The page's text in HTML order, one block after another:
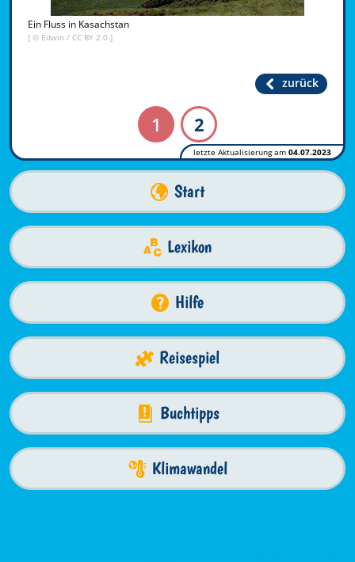
Ein Fluss in Kasachstan
[ © Edwin / CC BY 2.0 ]
zurück
1 2
letzte Aktualisierung am 04.07.2023
Start
Lexikon
Hilfe
Reisespiel
Buchtipps
Klimawandel